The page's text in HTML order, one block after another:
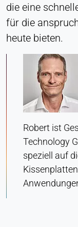
die eine
für die
heute bieten.
Robert ist
Technology
speziell auf
Anbieter:
Heat
Zweck:
Cookie
1 Jahr
STATISTIK
genutzt wird,
werden